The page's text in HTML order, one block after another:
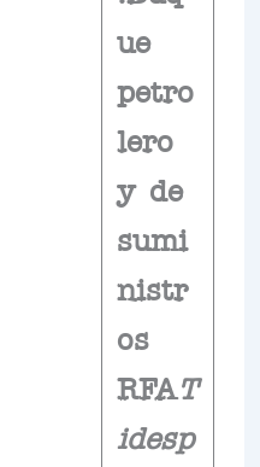
ue
petro
lero
y de
sumi
nistr
os
RFA T
idesp